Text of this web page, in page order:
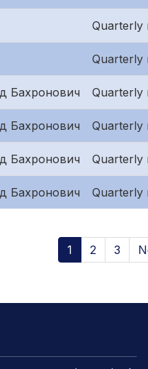
Quarterly
Quarterly
Бахронович Quarterly
Бахронович Quarterly
Бахронович Quarterly
Бахронович Quarterly
1 2 3